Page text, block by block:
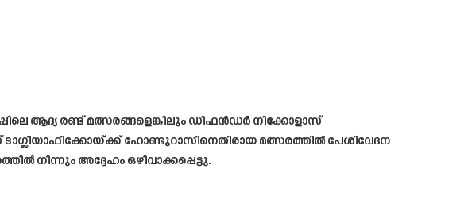
ആദ്യ രണ്ട് മത്സരങ്ങളെങ്കിലും ഡിഫൻഡർ നിക്കോളാസ്
ഹോണ്ടുറാസിനെതിരായ മത്സരത്തിൽ പേശിവേദന
നിന്നും അദ്ദേഹം ഒഴിവാക്കപ്പെട്ടു.